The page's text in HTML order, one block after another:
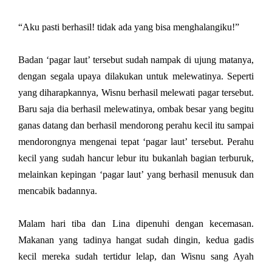
“Aku pasti berhasil! tidak ada yang bisa menghalangiku!”
Badan ‘pagar laut’ tersebut sudah nampak di ujung matanya,
dengan segala upaya dilakukan untuk melewatinya. Seperti
yang diharapkannya, Wisnu berhasil melewati pagar tersebut.
Baru saja dia berhasil melewatinya, ombak besar yang begitu
ganas datang dan berhasil mendorong perahu kecil itu sampai
mendorongnya mengenai tepat ‘pagar laut’ tersebut. Perahu
kecil yang sudah hancur lebur itu bukanlah bagian terburuk,
melainkan kepingan ‘pagar laut’ yang berhasil menusuk dan
mencabik badannya.
Malam hari tiba dan Lina dipenuhi dengan kecemasan.
Makanan yang tadinya hangat sudah dingin, kedua gadis
kecil mereka sudah tertidur lelap, dan Wisnu sang Ayah